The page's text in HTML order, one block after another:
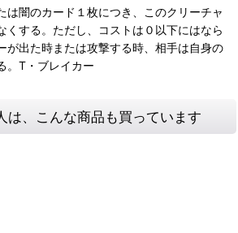
は闇のカード１枚につき、このクリーチャ
くする。ただし、コストは０以下にはなら
が出た時または攻撃する時、相手は自身の
。T・ブレイカー
は、こんな商品も買っています